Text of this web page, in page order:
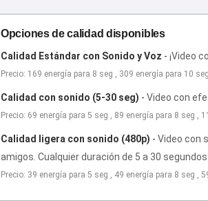
Opciones de calidad disponibles
Calidad Estándar con Sonido y Voz - ¡Video
Precio: 169 energía para 8 seg , 309 energía para 10 seg
Calidad con sonido (5-30 seg) - Video con
Precio: 69 energía para 5 seg , 89 energía para 8 seg ,
Calidad ligera con sonido (480p) - Video con
amigos. Cualquier duración de 5 a 30 segundos.
Precio: 39 energía para 5 seg , 49 energía para 8 seg ,